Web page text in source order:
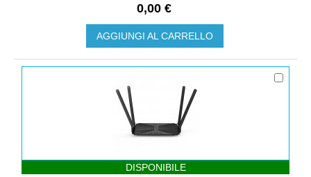
0,00 €
AGGIUNGI AL CARRELLO
DISPONIBILE